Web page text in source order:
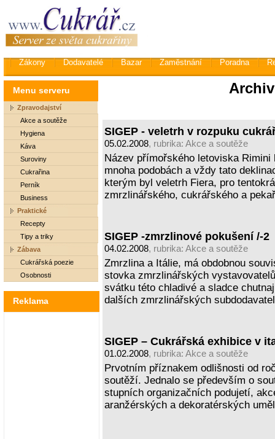
Zákony Dodavatelé Bazar Zaměstnání Poradna
Menu serveru
Zpravodajství
Akce a soutěže
Hygiena
Káva
Suroviny
Cukrařina
Perník
Business
Praktické
Recepty
Tipy a triky
Zábava
Cukrářská poezie
Osobnosti
Reklama
SIGEP - veletrh v rozpuku
05.02.2008, rubrika: Akce a soutěže
Název přímořského letoviska
mnoha podobách a vždy tato
kterým byl veletrh Fiera, pro
zmrzlinářského, cukrářského a
SIGEP -zmrzlinové pokušení /-2
04.02.2008, rubrika: Akce a soutěže
Zmrzlina a Itálie, má obdobnou
stovka zmrzlinářských
svátku této chladivé a sladce
dalších zmrzlinářských
SIGEP – Cukrářská exhibice v
01.02.2008, rubrika: Akce a soutěže
Prvotním příznakem odlišnosti od
soutěží. Jednalo se především o
stupních organizačních podujetí,
aranžérských a dekoratérských